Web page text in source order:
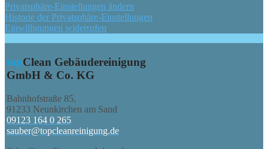
Privatsphäre-Einstellungen ändern
Historie der Privatsphäre-Einstellungen
Einwilligungen widerrufen
topClean Gebäudereinigung
GmbH & Co. KG
Bahnhofstraße 85,
91233 Neunkirchen am Sand
09123 164 0 265
sauber@topcleanreinigung.de